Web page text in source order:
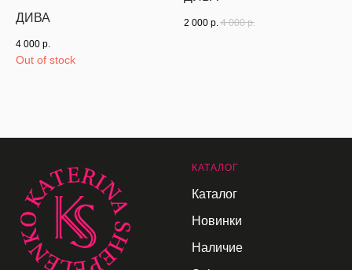
ДИВА
4 000 р.
Out of stock
2 000 р. 4 000 р.
КАТАЛОГ
Каталог
Новинки
Наличие